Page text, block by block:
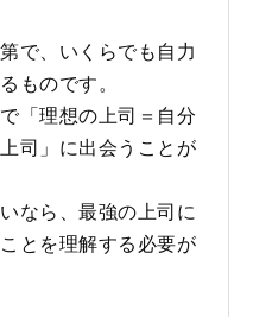
で、いくらでも自力
ものです。
「理想の上司＝自分
司」に出会うことが
なら、最強の上司に
とを理解する必要が